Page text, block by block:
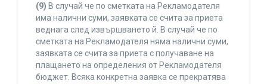
(9) В случай че по сметката на Рекламодателя
има налични суми, заявката се счита за приета
веднага след извършването й. В случай че по
сметката на Рекламодателя няма налични суми,
заявката се счита за приета с получаване на
плащането на определения от Рекламодателя
бюджет. Всяка конкретна заявка се прекратява